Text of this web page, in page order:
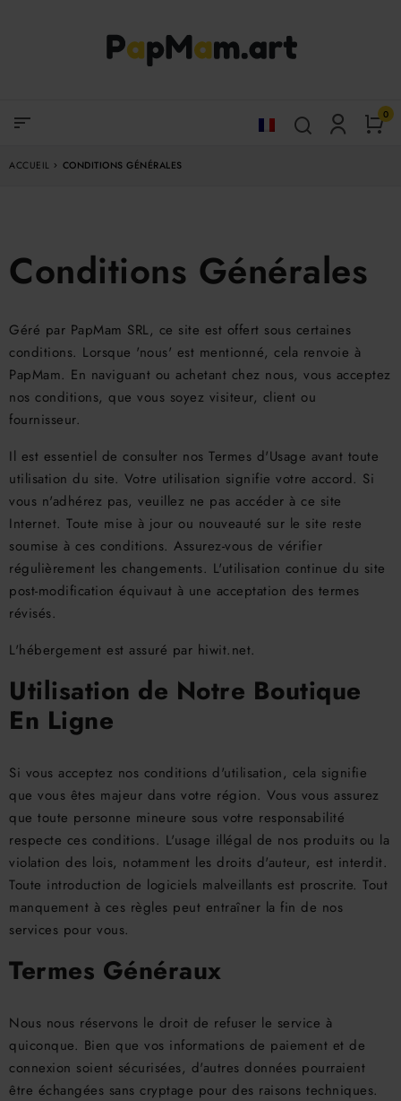
sort 0
ACCUEIL CONDITIONS GÉNÉRALES
Conditions Générales
Géré par PapMam SRL, ce site est offert sous certaines
conditions. Lorsque 'nous' est mentionné, cela renvoie à
PapMam. En naviguant ou achetant chez nous, vous acceptez
nos conditions, que vous soyez visiteur, client ou
fournisseur.
Il est essentiel de consulter nos Termes d'Usage avant toute
utilisation du site. Votre utilisation signifie votre accord. Si
vous n'adhérez pas, veuillez ne pas accéder à ce site
Internet. Toute mise à jour ou nouveauté sur le site reste
soumise à ces conditions. Assurez-vous de vérifier
régulièrement les changements. L'utilisation continue du site
post-modification équivaut à une acceptation des termes
révisés.
L'hébergement est assuré par hiwit.net.
Utilisation de Notre Boutique
En Ligne
Si vous acceptez nos conditions d'utilisation, cela signifie
que vous êtes majeur dans votre région. Vous vous assurez
que toute personne mineure sous votre responsabilité
respecte ces conditions. L'usage illégal de nos produits ou la
violation des lois, notamment les droits d'auteur, est interdit.
Toute introduction de logiciels malveillants est proscrite. Tout
manquement à ces règles peut entraîner la fin de nos
services pour vous.
Termes Généraux
Nous nous réservons le droit de refuser le service à
quiconque. Bien que vos informations de paiement et de
connexion soient sécurisées, d'autres données pourraient
être échangées sans cryptage pour des raisons techniques.